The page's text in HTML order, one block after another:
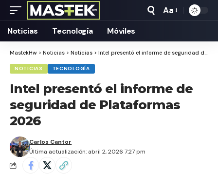
Tamaño
Aa
Noticias Tecnología Móviles
MastekHw > Noticias > Noticias > Intel presentó el informe de seguridad de Plataformas 2026
NOTICIAS TECNOLOGÍA
Intel presentó el informe de
seguridad de Plataformas
2026
Última actualización: abril 2, 2026 7:27 pm
Carlos Cantor